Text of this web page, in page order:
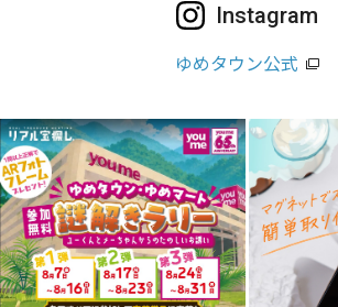
Instagram
ゆめタウン公式